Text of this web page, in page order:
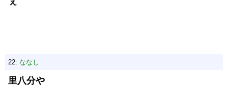
22: ななし
里八分や